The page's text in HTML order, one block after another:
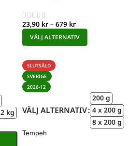
23,90 kr – 679 kr
VÄLJ ALTERNATIV
2 kg
SLUTSÅLD
SVERIGE
2026-12
VÄLJ ALTERNATIV
200 g
4 x 200 g
8 x 200 g
Tempeh